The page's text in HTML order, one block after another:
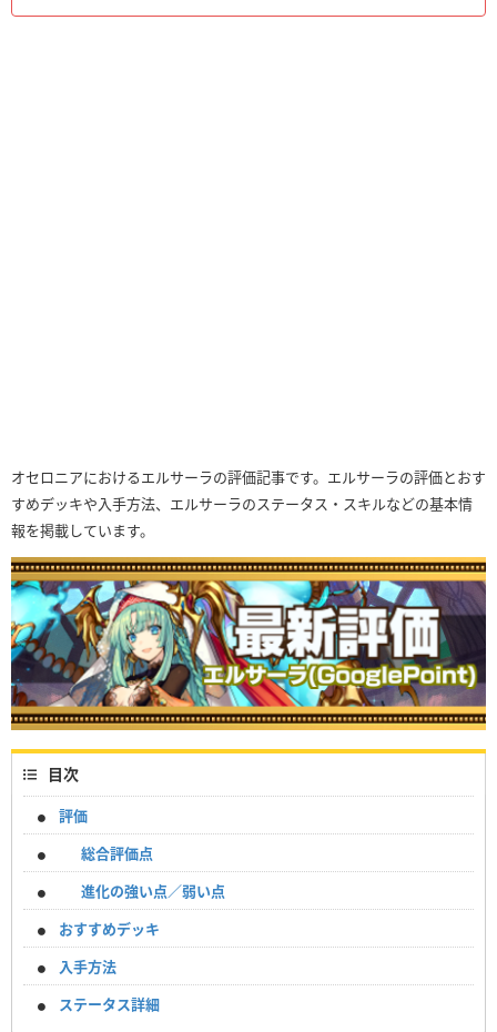
オセロニアにおけるエルサーラの評価記事です。エルサーラの評価とおす
すめデッキや入手方法、エルサーラのステータス・スキルなどの基本情
報を掲載しています。
目次
評価
総合評価点
進化の強い点／弱い点
おすすめデッキ
入手方法
ステータス詳細